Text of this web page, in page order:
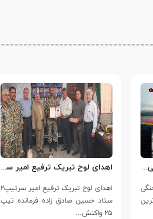
سالروز بزرگ ترین جنایت جنگی جهان علیه بشریت توسط بزرگ ترین مدعی دروغین حقوق بشر اهدای لوح تبریک ترفیع امیر سرتیپ۲ ستاد حسین صادق زاده فرمانده تیپ ۲۵ واکنش سریع شهید آبگون نزاجا مستقر در تبریز
اهدای لوح تبریک ترفیع امیر سرتیپ۲
ستاد حسین صادق زاده فرمانده تیپ
۲۵ واکنش…